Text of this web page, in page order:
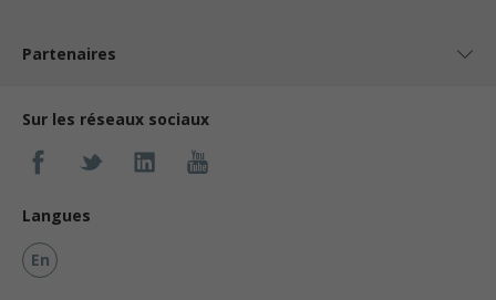
Partenaires
Sur les réseaux sociaux
Langues
En